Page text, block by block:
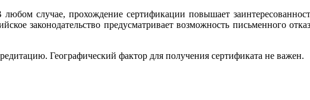
случае, прохождение сертификации повышает
законодательство предусматривает возможность письменного
Географический фактор для получения сертификата не важен.